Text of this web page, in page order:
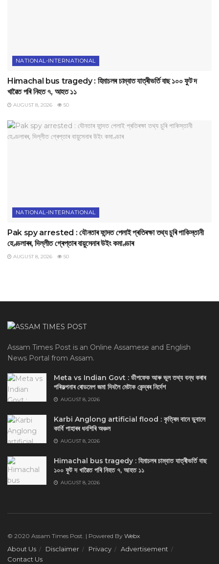
NATIONAL-INTERNATIONAL
Himachal bus tragedy : হিমাচলৰ চাম্বাত যাত্ৰীভৰ্তি বাছ ১০০ ফুট দ
খাৱৈত পৰি নিহত ৭, আহত ১১
AUGUST 8, 2026 50
NATIONAL-INTERNATIONAL
Pak spy arrested : যৌনতাৰ ফান্দত পেলাই প্ৰতিৰক্ষা তথ্য চুৰি পাকিস্তানী
হেণ্ডলাৰৰ, দিল্লীত গ্ৰেপ্তাৰ বায়ুসেনাৰ উইং কমাণ্ডাৰ
AUGUST 8, 2026 50
Assam Times Post is an Online Assamese and English
News Portal from Assam.
Meta vs Indian Govt : ডীপফেক আৰু ভুল তথ্য বন্ধ কৰাৰ
পৰিকল্পনাৰ ৰোডমেপ জমা দিবলৈ মেটাক কেন্দ্ৰৰ নিৰ্দেশ
AUGUST 8, 2026
Karbi Anglong artificial flood : কৃত্ৰিম বানে ডুবালে
কাৰ্বি পাহাৰৰ ধনশিৰি অঞ্চল
AUGUST 8, 2026
Himachal bus tragedy : হিমাচলৰ চাম্বাত যাত্ৰীভৰ্তি বাছ
১০০ ফুট দ খাৱৈত পৰি নিহত ৭, আহত ১১
AUGUST 8, 2026
© 2020 Assam Times Post. | Powered By Webx
About Us Disclaimer Privacy
Advertisement
Contact Us